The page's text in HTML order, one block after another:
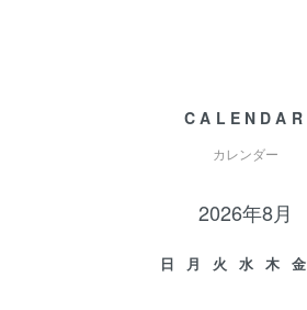
CALENDAR
カレンダー
2026年8月
日 月 火 水 木 金